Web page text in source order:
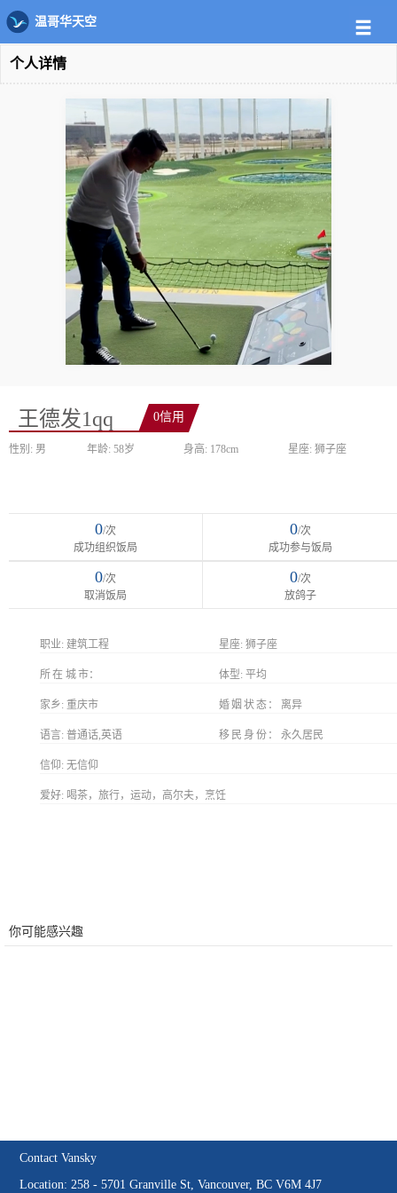
温哥华天空
个人详情
王德发1qq 0信用
性别: 男 年龄: 58岁 身高: 178cm 星座: 狮子座
0/次
成功组织饭局
0/次
成功参与饭局
0/次
取消饭局
0/次
放鸽子
职业: 建筑工程 星座: 狮子座
所在城市 体型: 平均
家乡: 重庆市 婚姻状态 离异
语言: 普通话,英语 移民身份 永久居民
信仰: 无信仰
爱好: 喝茶，旅行，运动，高尔夫，烹饪
你可能感兴趣
Contact Vansky
Location: 258 - 5701 Granville St, Vancouver, BC V6M 4J7